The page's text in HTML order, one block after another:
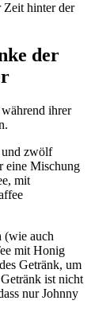
Zeit hinter der
der
ihrer
und zwölf
eine Mischung
mit
(wie auch
mit Honig
Getränk, um
ist nicht
nur Johnny